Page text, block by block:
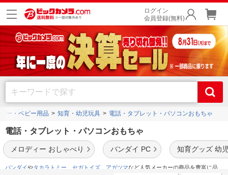
ログイン
会員登録(無料)
ー・ベビー用品 知育・幼児玩具 電話・タブレット・パソコンおもちゃ
電話・タブレット・パソコンおもちゃ
メロディー おしゃべり バンダイ PC 知育グッズ 幼
バンダイやタカラトミー セガトイズ アガツマなど人気メーカーの商品を豊富に品